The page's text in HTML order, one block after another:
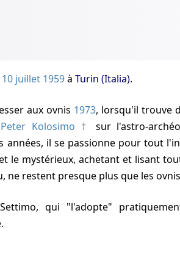
juillet 1959àTurin (Italia).
aux ovnis 1973, lorsqu'il trouve
Peter Kolosimo
sur l'astro-
années, il se passionne pour tout
le mystérieux, achetant et lisant
ne restent presque plus que les